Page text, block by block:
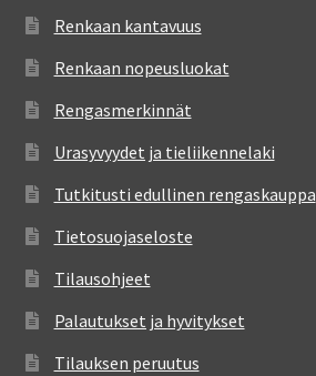
Renkaan kantavuus
Renkaan nopeusluokat
Rengasmerkinnät
Urasyvyydet ja tieliikennelaki
Tutkitusti edullinen rengaskauppa
Tietosuojaseloste
Tilausohjeet
Palautukset ja hyvitykset
Tilauksen peruutus